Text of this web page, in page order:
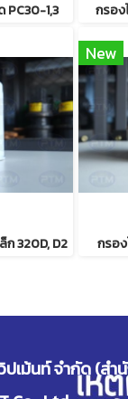
1,3 กรอง
320D, D2
New
กรอ
เม้นท์ จำกัด (สำ